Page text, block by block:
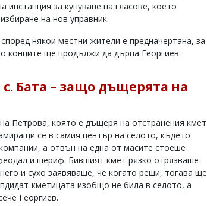
инстанция за купуване на гласове, което
на нов управник.
някои местни жители е предначертана, за
конците ще продължи да дърпа Георгиев.
Бата – защо дъщерята на
Петрова, която е дъщеря на отстранения кмет
се в самия център на селото, където
а отвън на една от масите стоеше
и шериф. Бившият кмет рязко отрязваше
и сухо заявяваше, че когато реши, тогава ще
кметицата изобщо не била в селото, а
Георгиев.